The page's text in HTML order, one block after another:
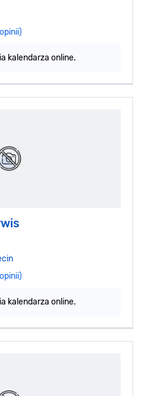
kalendarza online.
kalendarza online.